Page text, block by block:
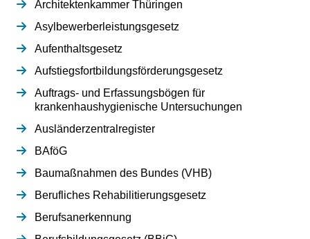
Architektenkammer Thüringen
Asylbewerberleistungsgesetz
Aufenthaltsgesetz
Aufstiegsfortbildungsförderungsgesetz
Auftrags- und Erfassungsbögen für
krankenhaushygienische Untersuchungen
Ausländerzentralregister
BAföG
Baumaßnahmen des Bundes (VHB)
Berufliches Rehabilitierungsgesetz
Berufsanerkennung